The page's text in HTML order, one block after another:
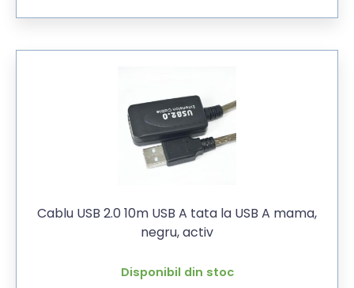
Cablu USB 2.0 10m USB A tata la USB A mama,
negru, activ
Disponibil din stoc